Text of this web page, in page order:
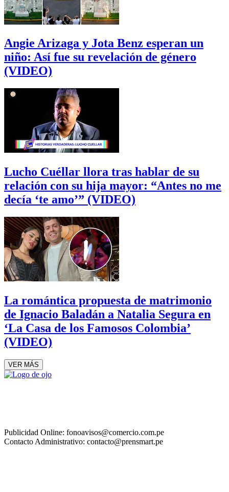
Angie Arizaga y Jota Benz esperan un
niño: Así fue su revelación de género
(VIDEO)
Lucho Cuéllar llora tras hablar de su
relación con su hija mayor: “Antes no me
decía ‘te amo’” (VIDEO)
La romántica propuesta de matrimonio
de Ignacio Baladán a Natalia Segura en
‘La Casa de los Famosos Colombia’
(VIDEO)
VER MÁS
Publicidad Online: fonoavisos@comercio.com.pe
Contacto Administrativo: contacto@prensmart.pe